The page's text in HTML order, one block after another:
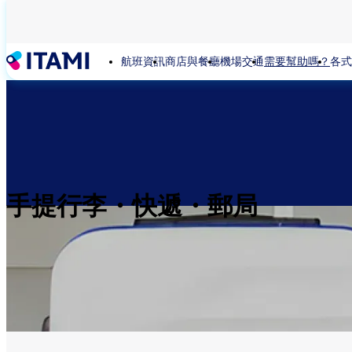
內
容
航班資訊商店與餐廳機場交通 需要幫助嗎？ 各
手提行李・快遞・郵局